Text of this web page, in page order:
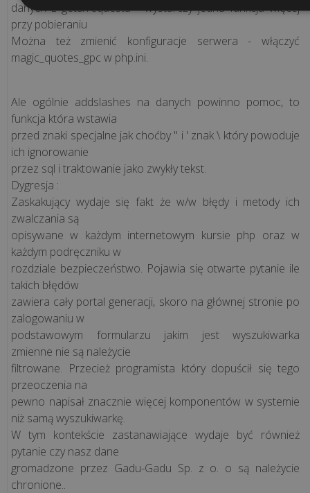
danych z geta/requesta - wystarczy jedna funkcja więcej
przy pobieraniu
Można też zmienić konfiguracje serwera - włączyć
magic_quotes_gpc w php.ini.
Ale ogólnie addslashes na danych powinno pomoc, to
funkcja która wstawia
przed znaki specjalne jak choćby " i ' znak \ który powoduje
ich ignorowanie
przez sql i traktowanie jako zwykły tekst.
Dygresja :
Zaskakujący wydaje się fakt że w/w błędy i metody ich
zwalczania są
opisywane w każdym internetowym kursie php oraz w
każdym podręczniku w
rozdziale bezpieczeństwo. Pojawia się otwarte pytanie ile
takich błędów
zawiera cały portal generacji, skoro na głównej stronie po
zalogowaniu w
podstawowym formularzu jakim jest wyszukiwarka
zmienne nie są należycie
filtrowane. Przecież programista który dopuścił się tego
przeoczenia na
pewno napisał znacznie więcej komponentów w systemie
niż samą wyszukiwarkę.
W tym kontekście zastanawiające wydaje być również
pytanie czy nasz dane
gromadzone przez Gadu-Gadu Sp. z o. o są należycie
chronione..